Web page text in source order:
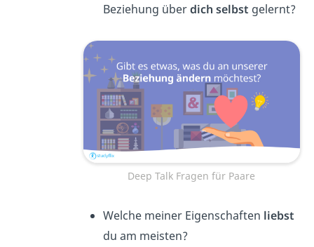
Beziehung überdich selbst gelernt?
Deep Talk Fragen für Paare
Welche meiner Eigenschaften liebst
du am meisten?